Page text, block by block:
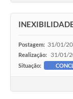
Postagem: 31/01/
Realização: 31/01/
Situação: